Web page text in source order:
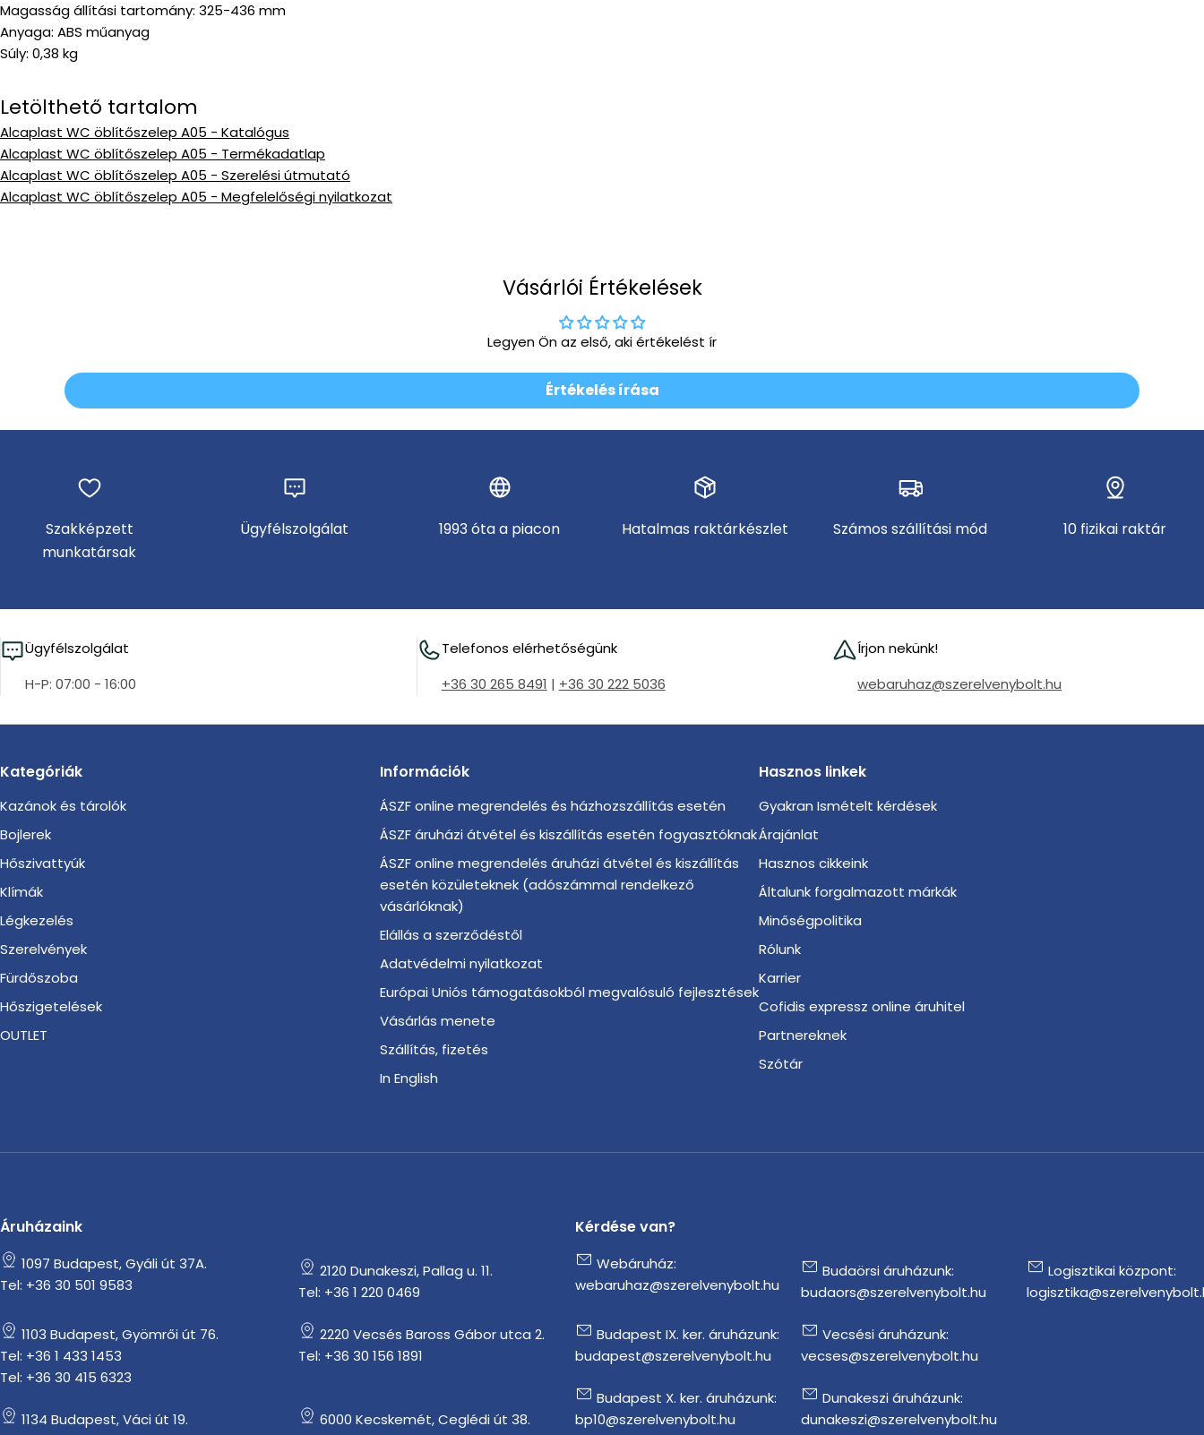
Magasság állítási tartomány: 325-436 mm
Anyaga: ABS műanyag
Súly: 0,38 kg
Letölthető tartalom
Alcaplast WC öblítőszelep A05 - Katalógus
Alcaplast WC öblítőszelep A05 - Termékadatlap
Alcaplast WC öblítőszelep A05 - Szerelési útmutató
Alcaplast WC öblítőszelep A05 - Megfelelőségi nyilatkozat
Vásárlói Értékelések
Legyen Ön az első, aki értékelést ír
Értékelés írása
Szakképzett
munkatársak
Ügyfélszolgálat 1993 óta a piacon Hatalmas raktárkészlet Számos szállítási mód 10 fizikai raktár
Ügyfélszolgálat
H-P: 07:00 - 16:00
Telefonos elérhetőségünk
+36 30 265 8491 | +36 30 222 5036
Írjon nekünk!
webaruhaz@szerelvenybolt.hu
Kategóriák
Kazánok és tárolók
Bojlerek
Hőszivattyúk
Klímák
Légkezelés
Szerelvények
Fürdőszoba
Hőszigetelések
OUTLET
Információk
ÁSZF online megrendelés és házhozszállítás esetén
ÁSZF áruházi átvétel és kiszállítás esetén fogyasztóknak
ÁSZF online megrendelés áruházi átvétel és kiszállítás
esetén közületeknek (adószámmal rendelkező
vásárlóknak)
Elállás a szerződéstől
Adatvédelmi nyilatkozat
Európai Uniós támogatásokból megvalósuló fejlesztések
Vásárlás menete
Szállítás, fizetés
In English
Hasznos linkek
Gyakran Ismételt kérdések
Árajánlat
Hasznos cikkeink
Általunk forgalmazott márkák
Minőségpolitika
Rólunk
Karrier
Cofidis expressz online áruhitel
Partnereknek
Szótár
Áruházaink
1097 Budapest, Gyáli út 37A.
Tel: +36 30 501 9583
1103 Budapest, Gyömrői út 76.
Tel: +36 1 433 1453
Tel: +36 30 415 6323
1134 Budapest, Váci út 19.
2120 Dunakeszi, Pallag u. 11.
Tel: +36 1 220 0469
2220 Vecsés Baross Gábor utca 2.
Tel: +36 30 156 1891
6000 Kecskemét, Ceglédi út 38.
Kérdése van?
Webáruház:
webaruhaz@szerelvenybolt.hu
Budapest IX. ker. áruházunk:
budapest@szerelvenybolt.hu
Budapest X. ker. áruházunk:
bp10@szerelvenybolt.hu
Budaörsi áruházunk:
budaors@szerelvenybolt.hu
Vecsési áruházunk:
vecses@szerelvenybolt.hu
Dunakeszi áruházunk:
dunakeszi@szerelvenybolt.hu
Logisztikai központ: